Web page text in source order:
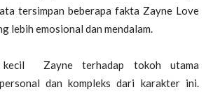
tersimpan beberapa fakta Zayne Love
lebih emosional dan mendalam.
kecil Zayne terhadap tokoh utama
dan kompleks dari karakter ini.